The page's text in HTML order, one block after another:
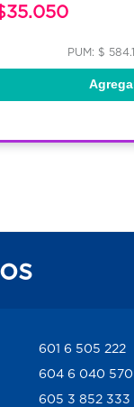
PUM: $
601 6 505 222
604 6 040 570
605 3 852 333